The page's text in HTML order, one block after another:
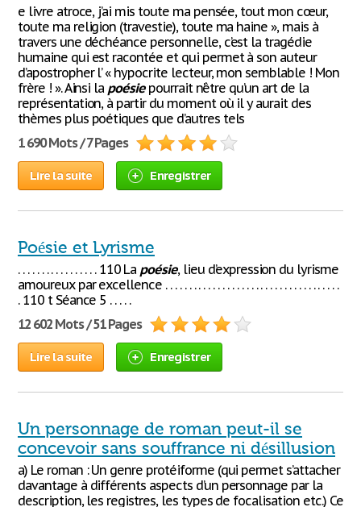
e livre atroce, j’ai mis toute ma pensée, tout mon cœur,
toute ma religion (travestie), toute ma haine », mais à
travers une déchéance personnelle, c’est la tragédie
humaine qui est racontée et qui permet à son auteur
d’apostropher l’ « hypocrite lecteur, mon semblable ! Mon
frère ! ». Ainsi la poésiepourrait n’être qu’un art de la
représentation, à partir du moment où il y aurait des
thèmes plus poétiques que d’autres tels
1 690 Mots / 7 Pages
Lire la suite Enregistrer
Poésie et Lyrisme
. . . . . . . . . . . . . . . . . 110 La poésie, lieu d’expression du lyrisme
amoureux par excellence . . . . . . . . . . . . . . . . . . . . . . . . . . . . . . . . . . . . .
. 110 t Séance 5 . . . . .
12 602 Mots / 51 Pages
Lire la suite Enregistrer
Un personnage de roman peut-il se
concevoir sans souffrance ni désillusion
a) Le roman : Un genre protéiforme (qui permet s’attacher
davantage à différents aspects d’un personnage par la
description, les registres, les types de focalisation etc.) Ce